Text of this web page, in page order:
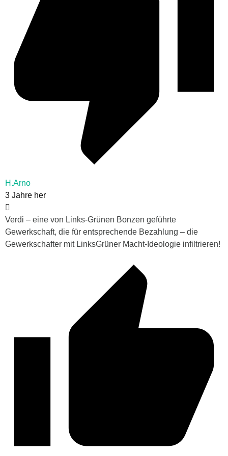
H.Arno
3 Jahre her
Verdi – eine von Links-Grünen Bonzen geführte
Gewerkschaft, die für entsprechende Bezahlung – die
Gewerkschafter mit LinksGrüner Macht-Ideologie infiltrieren!